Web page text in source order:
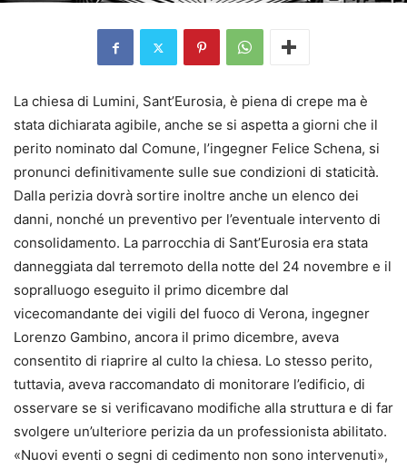
La chiesa di Lumini, Sant’Eurosia, è piena di crepe ma è
stata dichiarata agibile, anche se si aspetta a giorni che il
perito nominato dal Comune, l’ingegner Felice Schena, si
pronunci definitivamente sulle sue condizioni di staticità.
Dalla perizia dovrà sortire inoltre anche un elenco dei
danni, nonché un preventivo per l’eventuale intervento di
consolidamento. La parrocchia di Sant’Eurosia era stata
danneggiata dal terremoto della notte del 24 novembre e il
sopralluogo eseguito il primo dicembre dal
vicecomandante dei vigili del fuoco di Verona, ingegner
Lorenzo Gambino, ancora il primo dicembre, aveva
consentito di riaprire al culto la chiesa. Lo stesso perito,
tuttavia, aveva raccomandato di monitorare l’edificio, di
osservare se si verificavano modifiche alla struttura e di far
svolgere un’ulteriore perizia da un professionista abilitato.
«Nuovi eventi o segni di cedimento non sono intervenuti»,